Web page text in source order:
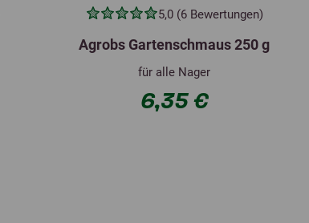
5,0 (6 Bewertungen)
Agrobs Gartenschmaus 250 g
für alle Nager
6,35 €